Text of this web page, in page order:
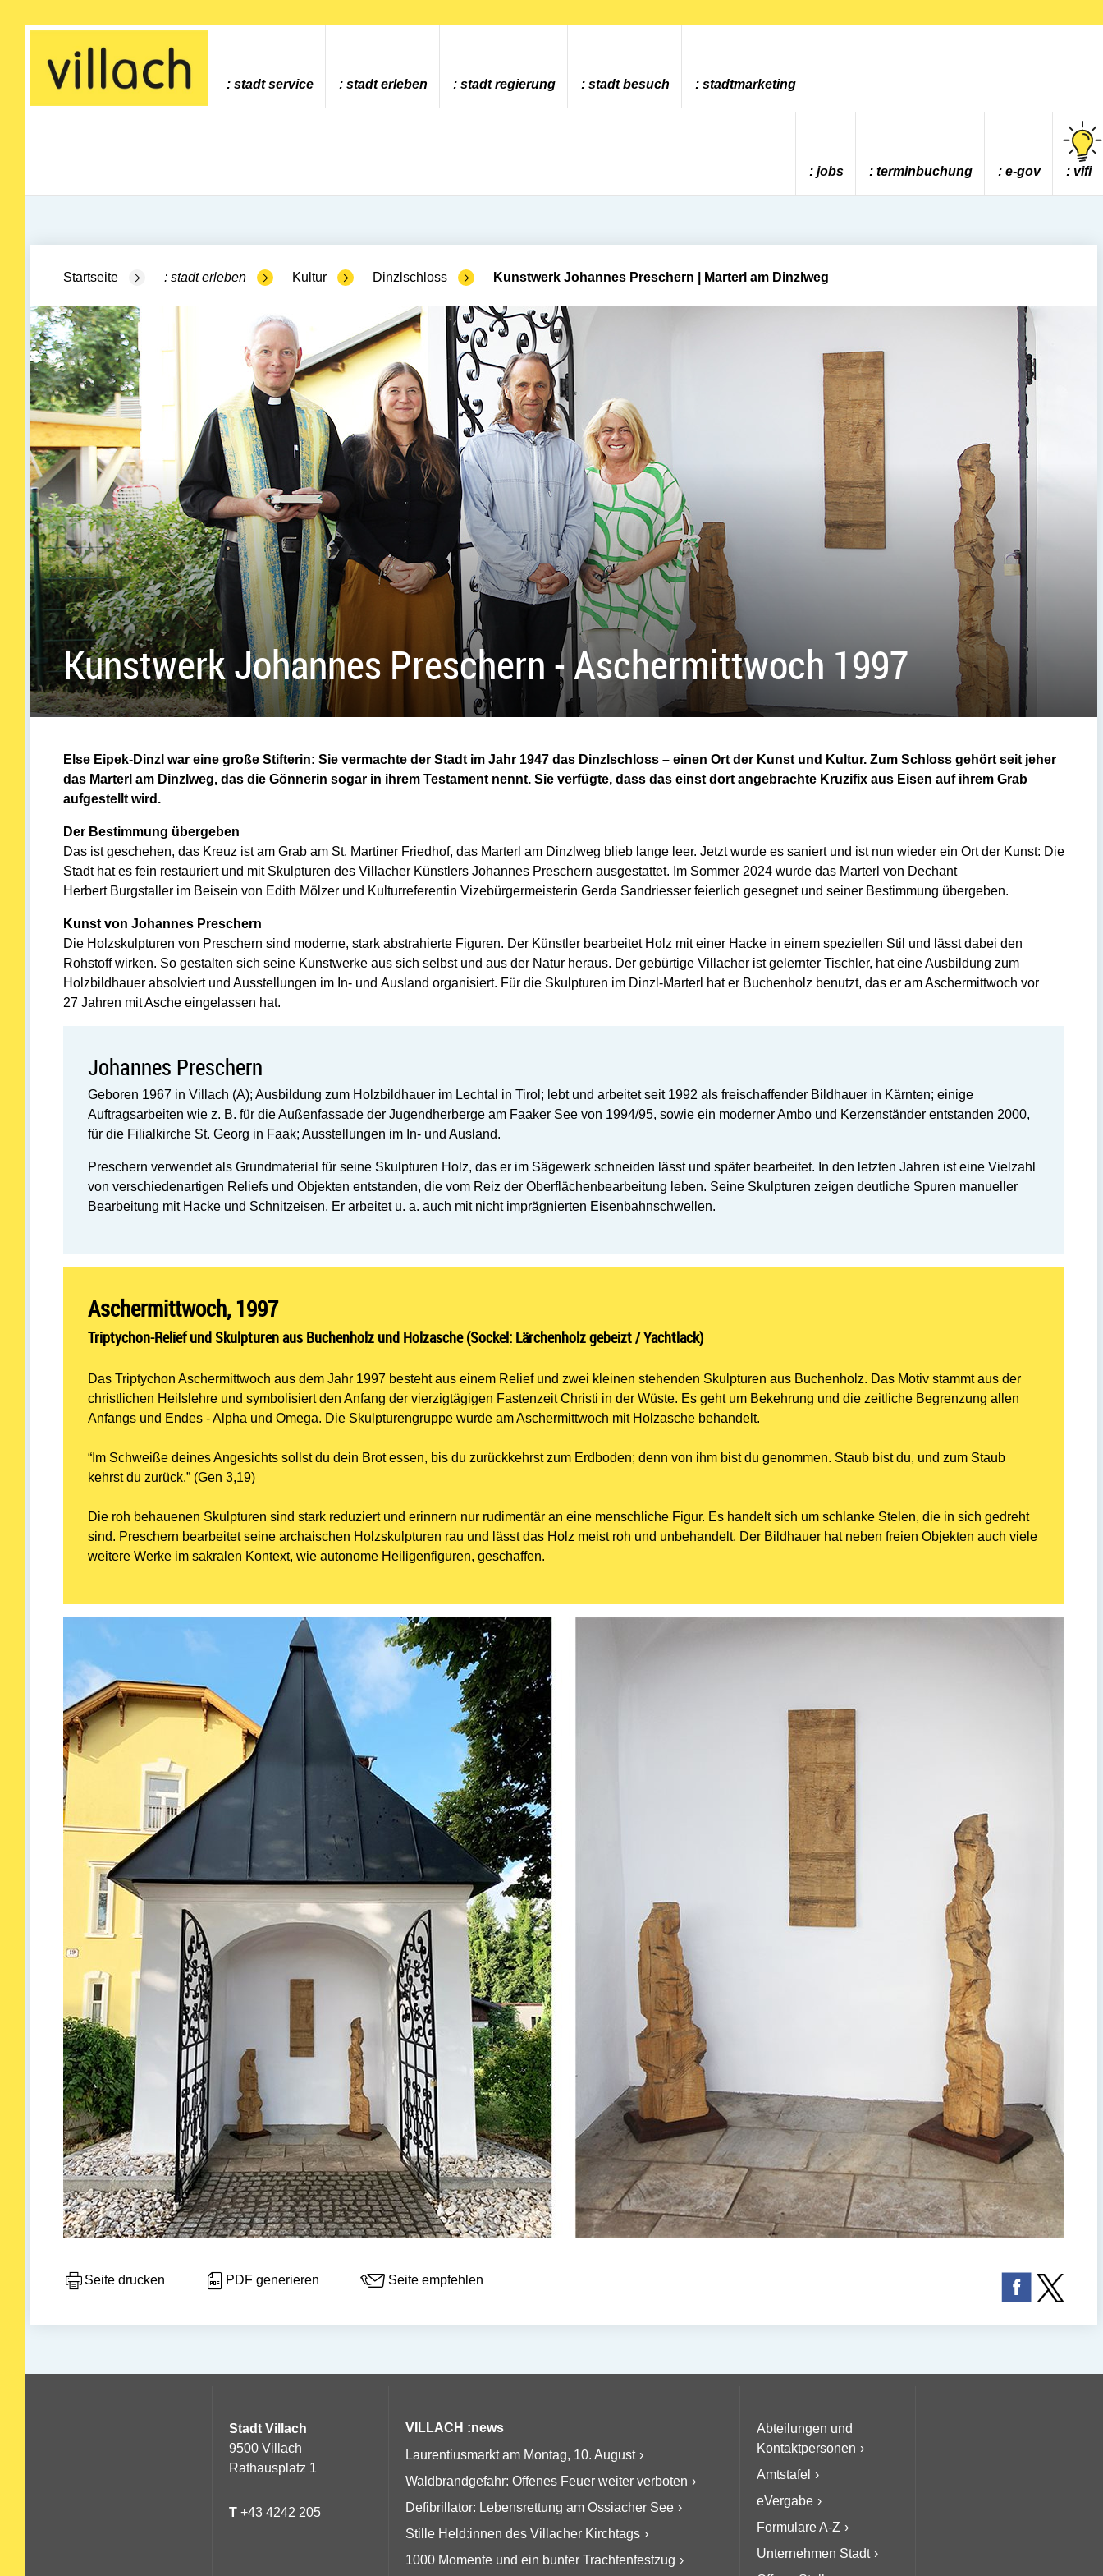
Gehe zur Startseite
stadt service stadt erleben stadt regierung stadt besuch stadtmarketing
jobs terminbuchung e-gov vifi
Startseite stadt erleben Kultur Dinzlschloss Kunstwerk Johannes Preschern | Marterl am Dinzlweg
Kunstwerk Johannes Preschern - Aschermittwoch 1997
Else Eipek-Dinzl war eine große Stifterin: Sie vermachte der Stadt im Jahr 1947 das Dinzlschloss – einen Ort der Kunst und Kultur. Zum Schloss gehört seit jeher
das Marterl am Dinzlweg, das die Gönnerin sogar in ihrem Testament nennt. Sie verfügte, dass das einst dort angebrachte Kruzifix aus Eisen auf ihrem Grab
aufgestellt wird.
Der Bestimmung übergeben
Das ist geschehen, das Kreuz ist am Grab am St. Martiner Friedhof, das Marterl am Dinzlweg blieb lange leer. Jetzt wurde es saniert und ist nun wieder ein Ort der Kunst: Die
Stadt hat es fein restauriert und mit Skulpturen des Villacher Künstlers Johannes Preschern ausgestattet. Im Sommer 2024 wurde das Marterl von Dechant
Herbert Burgstaller im Beisein von Edith Mölzer und Kulturreferentin Vizebürgermeisterin Gerda Sandriesser feierlich gesegnet und seiner Bestimmung übergeben.
Kunst von Johannes Preschern
Die Holzskulpturen von Preschern sind moderne, stark abstrahierte Figuren. Der Künstler bearbeitet Holz mit einer Hacke in einem speziellen Stil und lässt dabei den
Rohstoff wirken. So gestalten sich seine Kunstwerke aus sich selbst und aus der Natur heraus. Der gebürtige Villacher ist gelernter Tischler, hat eine Ausbildung zum
Holzbildhauer absolviert und Ausstellungen im In- und Ausland organisiert. Für die Skulpturen im Dinzl-Marterl hat er Buchenholz benutzt, das er am Aschermittwoch vor
27 Jahren mit Asche eingelassen hat.
Johannes Preschern
Geboren 1967 in Villach (A); Ausbildung zum Holzbildhauer im Lechtal in Tirol; lebt und arbeitet seit 1992 als freischaffender Bildhauer in Kärnten; einige
Auftragsarbeiten wie z. B. für die Außenfassade der Jugendherberge am Faaker See von 1994/95, sowie ein moderner Ambo und Kerzenständer entstanden 2000,
für die Filialkirche St. Georg in Faak; Ausstellungen im In- und Ausland.
Preschern verwendet als Grundmaterial für seine Skulpturen Holz, das er im Sägewerk schneiden lässt und später bearbeitet. In den letzten Jahren ist eine Vielzahl
von verschiedenartigen Reliefs und Objekten entstanden, die vom Reiz der Oberflächenbearbeitung leben. Seine Skulpturen zeigen deutliche Spuren manueller
Bearbeitung mit Hacke und Schnitzeisen. Er arbeitet u. a. auch mit nicht imprägnierten Eisenbahnschwellen.
Aschermittwoch, 1997
Triptychon-Relief und Skulpturen aus Buchenholz und Holzasche (Sockel: Lärchenholz gebeizt / Yachtlack)
Das Triptychon Aschermittwoch aus dem Jahr 1997 besteht aus einem Relief und zwei kleinen stehenden Skulpturen aus Buchenholz. Das Motiv stammt aus der
christlichen Heilslehre und symbolisiert den Anfang der vierzigtägigen Fastenzeit Christi in der Wüste. Es geht um Bekehrung und die zeitliche Begrenzung allen
Anfangs und Endes - Alpha und Omega. Die Skulpturengruppe wurde am Aschermittwoch mit Holzasche behandelt.
“Im Schweiße deines Angesichts sollst du dein Brot essen, bis du zurückkehrst zum Erdboden; denn von ihm bist du genommen. Staub bist du, und zum Staub
kehrst du zurück.” (Gen 3,19)
Die roh behauenen Skulpturen sind stark reduziert und erinnern nur rudimentär an eine menschliche Figur. Es handelt sich um schlanke Stelen, die in sich gedreht
sind. Preschern bearbeitet seine archaischen Holzskulpturen rau und lässt das Holz meist roh und unbehandelt. Der Bildhauer hat neben freien Objekten auch viele
weitere Werke im sakralen Kontext, wie autonome Heiligenfiguren, geschaffen.
Seite drucken PDF generieren Seite empfehlen
Stadt Villach
9500 Villach
Rathausplatz 1
T +43 4242 205
VILLACH :news
Laurentiusmarkt am Montag, 10. August
Waldbrandgefahr: Offenes Feuer weiter verboten
Defibrillator: Lebensrettung am Ossiacher See
Stille Held:innen des Villacher Kirchtags
1000 Momente und ein bunter Trachtenfestzug
Abteilungen und
Kontaktpersonen
Amtstafel
eVergabe
Formulare A-Z
Unternehmen Stadt